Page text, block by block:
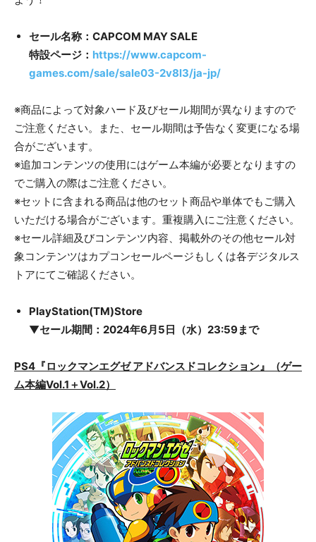
セール名称：CAPCOM MAY SALE
特設ページ： https://www.capcom-
games.com/sale/sale03-2v8l3/ja-jp/
※商品によって対象ハード及びセール期間が異なりますので
ご注意ください。また、セール期間は予告なく変更になる場
合がございます。
※追加コンテンツの使用にはゲーム本編が必要となりますの
でご購入の際はご注意ください。
※セットに含まれる商品は他のセット商品や単体でもご購入
いただける場合がございます。重複購入にご注意ください。
※セール詳細及びコンテンツ内容、掲載外のその他セール対
象コンテンツはカプコンセールページもしくは各デジタルス
トアにてご確認ください。
PlayStation(TM)Store
▼セール期間：2024年6月5日（水）23:59まで
PS4『ロックマンエグゼ アドバンスドコレクション』（ゲー
ム本編Vol.1＋Vol.2）